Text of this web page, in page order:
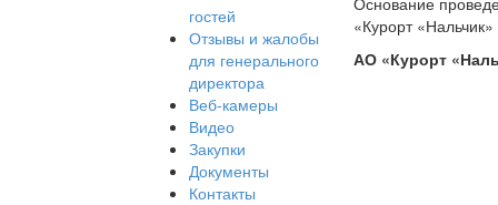
гостей
Отзывы и жалобы
для генерального
директора
Веб-камеры
Видео
Закупки
Документы
Контакты
«Курорт
АО «Курорт